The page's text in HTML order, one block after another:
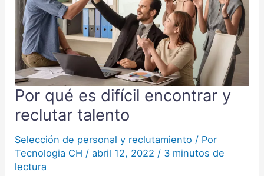
Por qué es difícil encontrar y
reclutar talento
Selección de personal y reclutamiento / Por
Tecnologia CH /abril 12, 2022 / 3 minutos de
lectura
Por
es
difícil
encontrar
y